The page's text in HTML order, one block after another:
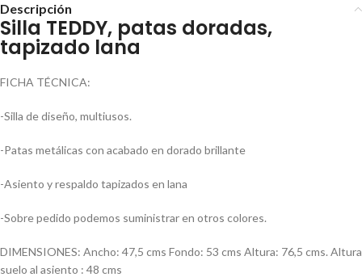
Descripción
Silla TEDDY, patas doradas,
tapizado lana
FICHA TÉCNICA:
-Silla de diseño, multiusos.
-Patas metálicas con acabado en dorado brillante
-Asiento y respaldo tapizados en lana
-Sobre pedido podemos suministrar en otros colores.
DIMENSIONES: Ancho: 47,5 cms Fondo: 53 cms Altura: 76,5 cms. Altura
suelo al asiento : 48 cms